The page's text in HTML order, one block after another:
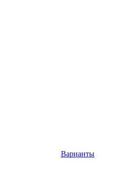
Варианты